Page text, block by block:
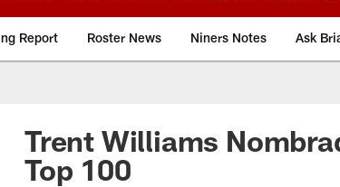
Report Roster News Niners Notes Ask
Trent Williams
Top 100